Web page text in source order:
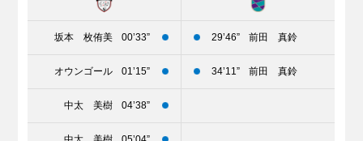
坂本 枚侑美 00’33” 29’46” 前田 真鈴
オウンゴール 01’15” 34’11” 前田 真鈴
中太 美樹 04’38”